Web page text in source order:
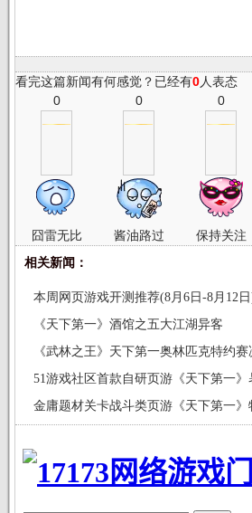
看完这篇新闻有何感觉？已经有0人表态
0
囧雷无比
0
酱油路过
0
保持关注
相关新闻：
本周网页游戏开测推荐(8月6日-8月12
《天下第一》酒馆之五大江湖异客
《武林之王》天下第一奥林匹克特约
况
51游戏社区首款自研页游《天下第一》
献
金庸题材关卡战斗类页游《天下第一》